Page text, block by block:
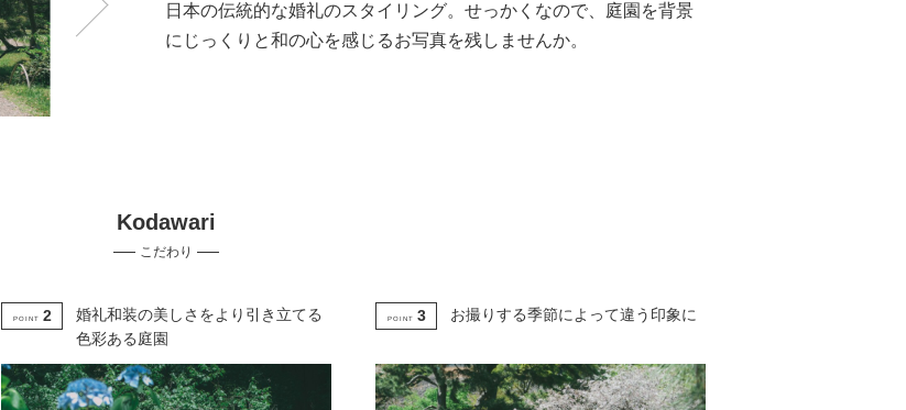
日本の伝統的な婚礼のスタイリング。せっかくなので、庭園を背景
にじっくりと和の心を感じるお写真を残しませんか。
Kodawari
こだわり
POINT 2
婚礼和装の美しさをより引き立てる
色彩ある庭園
POINT 3 お撮りする季節によって違う印象に